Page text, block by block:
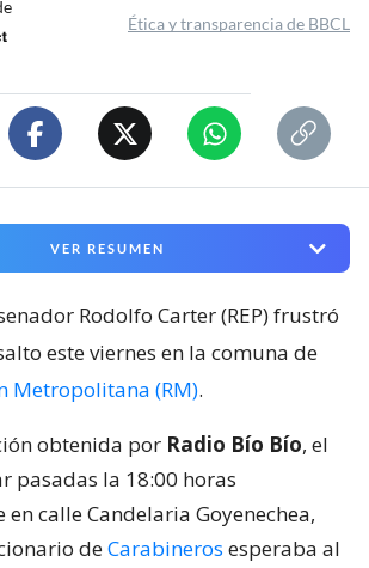
Ética y transparencia de BBCL
VER RESUMEN
Rodolfo Carter (REP) frustró
este viernes en la comuna de
Metropolitana (RM).
obtenida por Radio Bío Bío, el
pasadas la 18:00 horas
en calle Candelaria Goyenechea,
deCarabineros esperaba al